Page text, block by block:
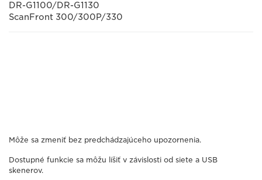
DR-G1100/DR-G1130
ScanFront 300/300P/330
Môže sa zmeniť bez predchádzajúceho upozornenia.
Dostupné funkcie sa môžu líšiť v závislosti od siete a USB
skenerov.